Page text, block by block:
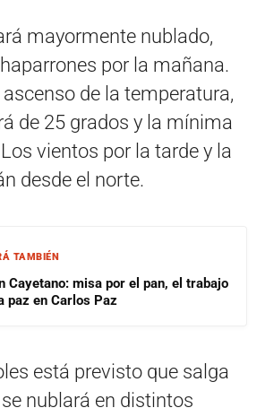
mayormente nublado,
por la mañana.
de la temperatura,
de 25 grados y la mínima
vientos por la tarde y la
desde el norte.
TAMBIÉN
Cayetano: misa por el pan, el trabajo
paz en Carlos Paz
está previsto que salga
nublará en distintos